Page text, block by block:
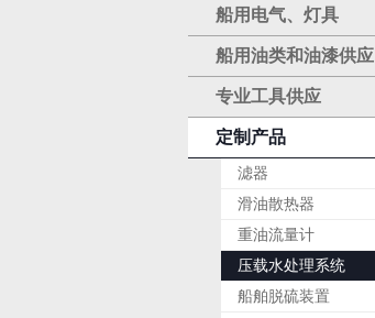
应
船用电气、灯具
船用油类和油漆供应
专业工具供应
定制产品
滤器
滑油散热器
重油流量计
压载水处理系统
船舶脱硫装置